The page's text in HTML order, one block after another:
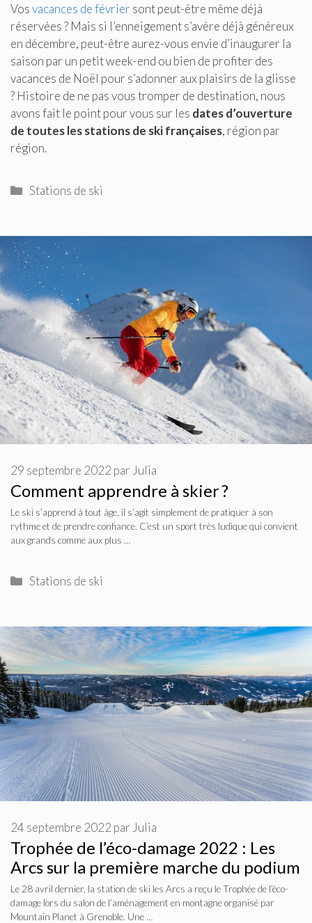
Vosvacances de février sont peut-être même déjà
réservées ? Mais si l’enneigement s’avère déjà généreux
en décembre, peut-être aurez-vous envie d’inaugurer la
saison par un petit week-end ou bien de profiter des
vacances de Noël pour s’adonner aux plaisirs de la glisse
? Histoire de ne pas vous tromper de destination, nous
avons fait le point pour vous sur les dates d’ouverture
de toutes les stations de ski françaises, région par
région.
Catégories
Stations de ski
Comment apprendre à skier ?
29 septembre 2022 par Julia
Le ski s’apprend à tout âge, il s’agit simplement de pratiquer à son
rythme et de prendre confiance. C’est un sport très ludique qui convient
aux grands comme aux plus …
Catégories
Stations de ski
Trophée de l’éco-damage 2022 : Les
Arcs sur la première marche du podium
24 septembre 2022 par Julia
Le 28 avril dernier, la station de ski les Arcs a reçu le Trophée de l’éco-
damage lors du salon de l’aménagement en montagne organisé par
Mountain Planet à Grenoble. Une …